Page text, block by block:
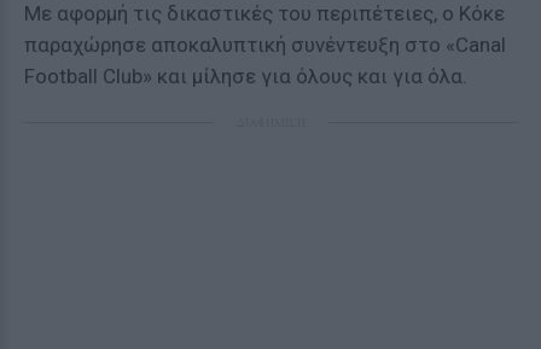
Με αφορμή τις δικαστικές του περιπέτειες, ο Κόκε
παραχώρησε αποκαλυπτική συνέντευξη στο «Canal
Football Club» και μίλησε για όλους και για όλα.